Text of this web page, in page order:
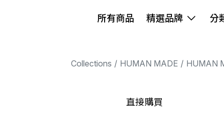
所有商品 精選品牌 分
Collections HUMAN MADE HUMAN
直接購買